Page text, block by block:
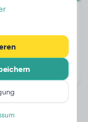
3 Jahre, 5 Monate